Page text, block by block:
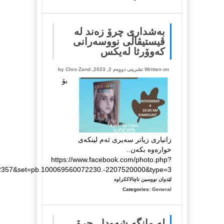
تۆرۆنتۆ
بەشداری چرۆ زەند لە
ڤیستیڤاڵی نووسەرانی
کەوۆرثا لەیکس
Written on تشرینی دووه‌م 2, 2023, by Chro Zand
بۆ
زانیاری زیاتر سەیری ئەم لینکەی
خوارەوە بکەن..
https://www.facebook.com/photo.php?
2207520000&type=3
لێدوان نووسین ناچالاککراوەلە
Categories: General